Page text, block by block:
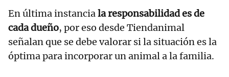
En última instanciala responsabilidad es de
cada dueño, por eso desde Tiendanimal
señalan que se debe valorar si la situación es la
óptima para incorporar un animal a la familia.